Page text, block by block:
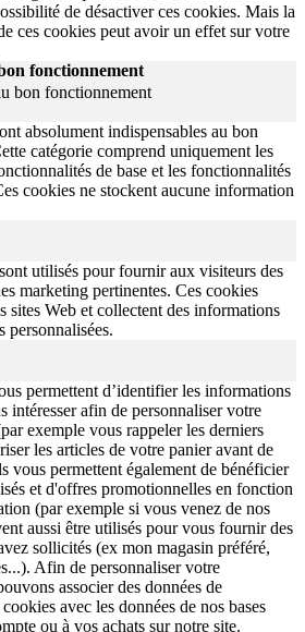
de désactiver ces cookies. Mais la
ces cookies peut avoir un effet sur votre
fonctionnement
bon fonctionnement
absolument indispensables au bon
catégorie comprend uniquement les
de base et les fonctionnalités
cookies ne stockent aucune information
utilisés pour fournir aux visiteurs des
marketing pertinentes. Ces cookies
sites Web et collectent des informations
personnalisées.
permettent d’identifier les informations
intéresser afin de personnaliser votre
exemple vous rappeler les derniers
les articles de votre panier avant de
vous permettent également de bénéficier
et d'offres promotionnelles en fonction
(par exemple si vous venez de nos
aussi être utilisés pour vous fournir des
sollicités (ex mon magasin préféré,
Afin de personnaliser votre
associer des données de
avec les données de nos bases
ou à vos achats sur notre site.